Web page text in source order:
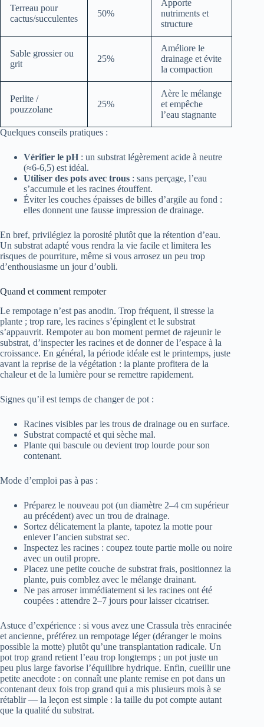
Terreau pour
cactus/succulentes
50%
Apporte
nutriments et
structure
Sable grossier ou
grit
25%
Améliore le
drainage et évite
la compaction
Perlite /
pouzzolane
25%
Aère le mélange
et empêche
l’eau stagnante
Quelques conseils pratiques :
Vérifier le pH : un substrat légèrement acide à neutre
(≈6-6,5) est idéal.
Utiliser des pots avec trous : sans perçage, l’eau
s’accumule et les racines étouffent.
Éviter les couches épaisses de billes d’argile au fond :
elles donnent une fausse impression de drainage.
En bref, privilégiez la porosité plutôt que la rétention d’eau.
Un substrat adapté vous rendra la vie facile et limitera les
risques de pourriture, même si vous arrosez un peu trop
d’enthousiasme un jour d’oubli.
Quand et comment rempoter
Le rempotage n’est pas anodin. Trop fréquent, il stresse la
plante ; trop rare, les racines s’épinglent et le substrat
s’appauvrit. Rempoter au bon moment permet de rajeunir le
substrat, d’inspecter les racines et de donner de l’espace à la
croissance. En général, la période idéale est le printemps, juste
avant la reprise de la végétation : la plante profitera de la
chaleur et de la lumière pour se remettre rapidement.
Signes qu’il est temps de changer de pot :
Racines visibles par les trous de drainage ou en surface.
Substrat compacté et qui sèche mal.
Plante qui bascule ou devient trop lourde pour son
contenant.
Mode d’emploi pas à pas :
Préparez le nouveau pot (un diamètre 2–4 cm supérieur
au précédent) avec un trou de drainage.
Sortez délicatement la plante, tapotez la motte pour
enlever l’ancien substrat sec.
Inspectez les racines : coupez toute partie molle ou noire
avec un outil propre.
Placez une petite couche de substrat frais, positionnez la
plante, puis comblez avec le mélange drainant.
Ne pas arroser immédiatement si les racines ont été
coupées : attendre 2–7 jours pour laisser cicatriser.
Astuce d’expérience : si vous avez une Crassula très enracinée
et ancienne, préférez un rempotage léger (déranger le moins
possible la motte) plutôt qu’une transplantation radicale. Un
pot trop grand retient l’eau trop longtemps ; un pot juste un
peu plus large favorise l’équilibre hydrique. Enfin, cueillir une
petite anecdote : on connaît une plante remise en pot dans un
contenant deux fois trop grand qui a mis plusieurs mois à se
rétablir — la leçon est simple : la taille du pot compte autant
que la qualité du substrat.